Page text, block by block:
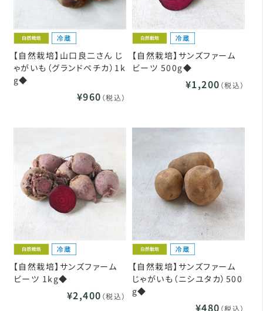
【自然栽培】山口良二さん じ
ゃがいも（グランドペチカ）1k
g◆
¥960 （税込）
【自然栽培】サンズファーム
ビーツ 500g◆
¥1,200 （税込）
【自然栽培】サンズファーム
ビーツ 1kg◆
¥2,400 （税込）
【自然栽培】サンズファーム
じゃがいも（ニシユタカ）500
g◆
¥480 （税込）